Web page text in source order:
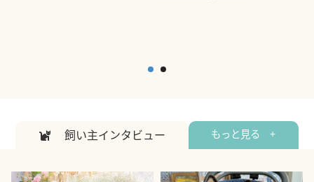
飼い主インタビュー もっと見る +